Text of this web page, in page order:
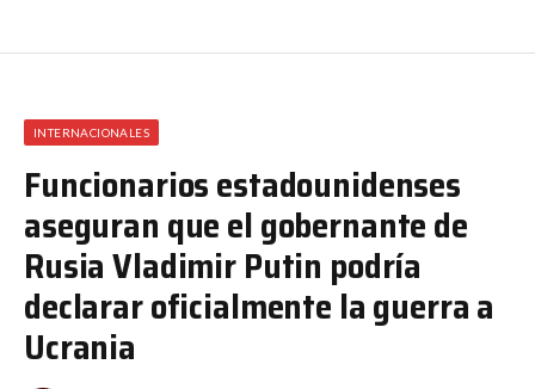
INTERNACIONALES
Funcionarios estadounidenses
aseguran que el gobernante de
Rusia Vladimir Putin podría
declarar oficialmente la guerra a
Ucrania